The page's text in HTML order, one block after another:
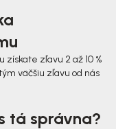
zľavu 2 až 10 %
väčšiu zľavu od nás
tá správna?